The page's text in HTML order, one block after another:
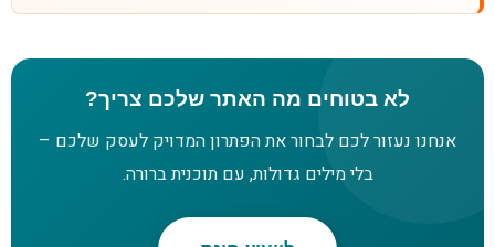
לא בטוחים מה האתר שלכם צריך?
אנחנו נעזור לכם לבחור את הפתרון המדויק לעסק שלכם –
בלי מילים גדולות, עם תוכנית ברורה.